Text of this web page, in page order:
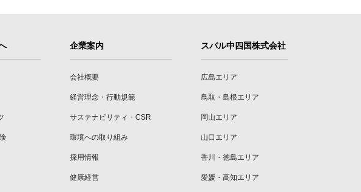
企業案内
会社概要
経営理念・行動規範
サステナビリティ・CSR
環境への取り組み
採用情報
健康経営
スバル中四国株式会社
広島エリア
鳥取・島根エリア
岡山エリア
山口エリア
香川・徳島エリア
愛媛・高知エリア